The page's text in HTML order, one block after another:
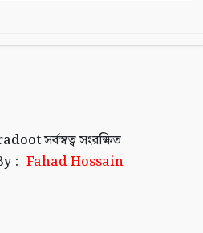
সর্বস্বত্ব সংরক্ষিত
: Fahad Hossain